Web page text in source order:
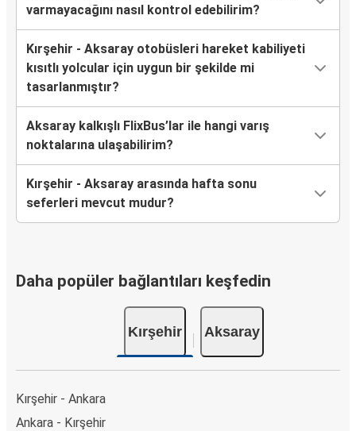
varmayacağını nasıl kontrol edebilirim?
Kırşehir - Aksaray otobüsleri hareket kabiliyeti
kısıtlı yolcular için uygun bir şekilde mi
tasarlanmıştır?
Aksaray kalkışlı FlixBus’lar ile hangi varış
noktalarına ulaşabilirim?
Kırşehir - Aksaray arasında hafta sonu
seferleri mevcut mudur?
Daha popüler bağlantıları keşfedin
Kırşehir Aksaray
Kırşehir - Ankara
Ankara - Kırşehir